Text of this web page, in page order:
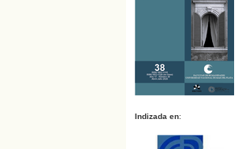
Indizada en: